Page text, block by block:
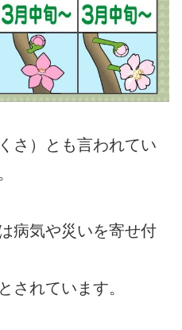
さ）とも言われてい
病気や災いを寄せ付
されています。